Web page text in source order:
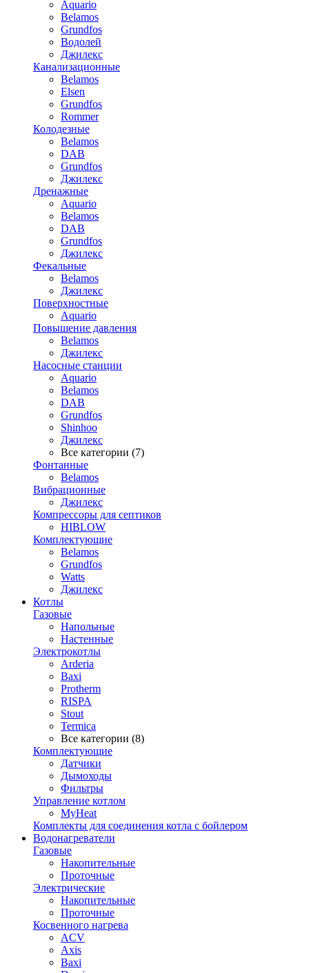
Aquario
Belamos
Grundfos
Водолей
Джилекс
Канализационные
Belamos
Elsen
Grundfos
Rommer
Колодезные
Belamos
DAB
Grundfos
Джилекс
Дренажные
Aquario
Belamos
DAB
Grundfos
Джилекс
Фекальные
Belamos
Джилекс
Поверхностные
Aquario
Повышение давления
Belamos
Джилекс
Насосные станции
Aquario
Belamos
DAB
Grundfos
Shinhoo
Джилекс
Все категории (7)
Фонтанные
Belamos
Вибрационные
Джилекс
Компрессоры для септиков
HIBLOW
Комплектующие
Belamos
Grundfos
Watts
Джилекс
Котлы
Газовые
Напольные
Настенные
Электрокотлы
Arderia
Baxi
Protherm
RISPA
Stout
Termica
Все категории (8)
Комплектующие
Датчики
Дымоходы
Фильтры
Управление котлом
MyHeat
Комплекты для соединения котла с бойлером
Водонагреватели
Газовые
Накопительные
Проточные
Электрические
Накопительные
Проточные
Косвенного нагрева
ACV
Axis
Baxi